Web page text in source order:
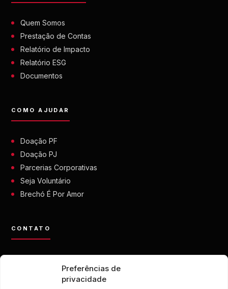
Preferências de
privacidade
Quem Somos
Prestação de Contas
Relatório de Impacto
Relatório ESG
Documentos
COMO AJUDAR
Doação PF
Doação PJ
Parcerias Corporativas
Seja Voluntário
Brechó É Por Amor
CONTATO
+55 21 99028-9090
ONG É POR AMOR